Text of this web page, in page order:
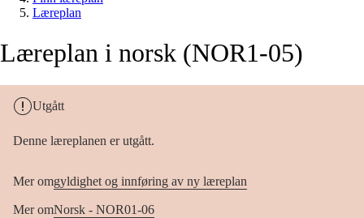
Læreplan
Læreplan i norsk (NOR1-05)
Utgått
Denne læreplanen er utgått.
Mer omgyldighet og innføring av ny læreplan
Mer omNorsk - NOR01-06